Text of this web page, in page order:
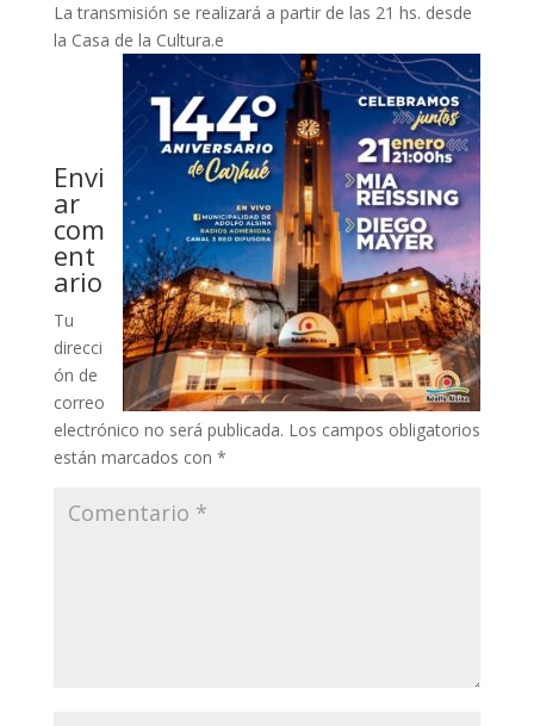
La transmisión se realizará a partir de las 21 hs. desde
la Casa de la Cultura.e
Envi
ar
com
ent
ario
Tu
direcci
ón de
correo
electrónico no será publicada. Los campos obligatorios
están marcados con *